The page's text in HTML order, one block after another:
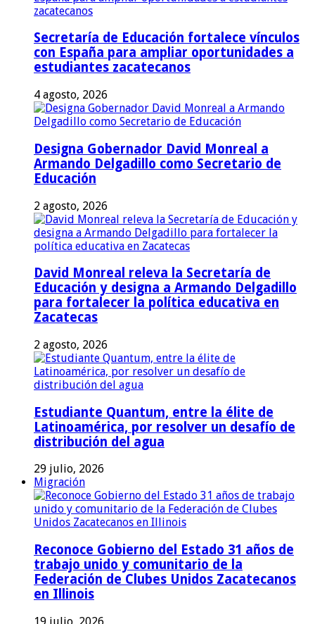
Secretaría de Educación fortalece vínculos
con España para ampliar oportunidades a
estudiantes zacatecanos
4 agosto, 2026
Designa Gobernador David Monreal a
Armando Delgadillo como Secretario de
Educación
2 agosto, 2026
David Monreal releva la Secretaría de
Educación y designa a Armando Delgadillo
para fortalecer la política educativa en
Zacatecas
2 agosto, 2026
Estudiante Quantum, entre la élite de
Latinoamérica, por resolver un desafío de
distribución del agua
29 julio, 2026
Migración
Reconoce Gobierno del Estado 31 años de
trabajo unido y comunitario de la
Federación de Clubes Unidos Zacatecanos
en Illinois